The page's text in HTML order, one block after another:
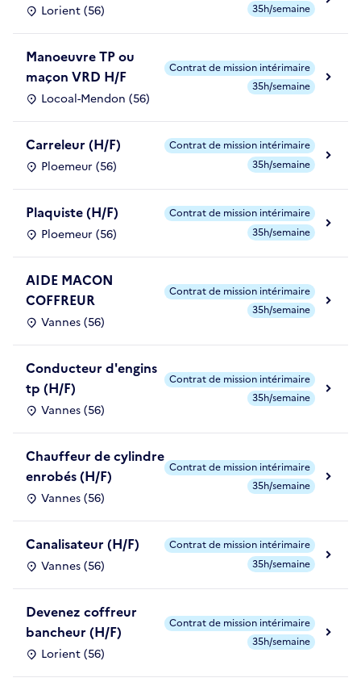
Lorient (56)
35h/semaine
Manoeuvre TP ou
maçon VRD H/F
Locoal-Mendon (56)
Contrat de mission intérimaire
35h/semaine
Carreleur (H/F)
Ploemeur (56)
Contrat de mission intérimaire
35h/semaine
Plaquiste (H/F)
Ploemeur (56)
Contrat de mission intérimaire
35h/semaine
AIDE MACON
COFFREUR
Vannes (56)
Contrat de mission intérimaire
35h/semaine
Conducteur d'engins
tp (H/F)
Vannes (56)
Contrat de mission intérimaire
35h/semaine
Chauffeur de cylindre
enrobés (H/F)
Vannes (56)
Contrat de mission intérimaire
35h/semaine
Canalisateur (H/F)
Vannes (56)
Contrat de mission intérimaire
35h/semaine
Devenez coffreur
bancheur (H/F)
Lorient (56)
Contrat de mission intérimaire
35h/semaine